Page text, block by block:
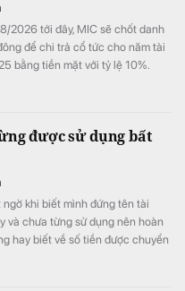
2026 tới đây, MIC sẽ chốt danh
để chi trả cổ tức cho năm tài
bằng tiền mặt với tỷ lệ 10%.
được sử dụng bất
ngờ khi biết mình đứng tên tài
và chưa từng sử dụng nên hoàn
hay biết về số tiền được chuyển